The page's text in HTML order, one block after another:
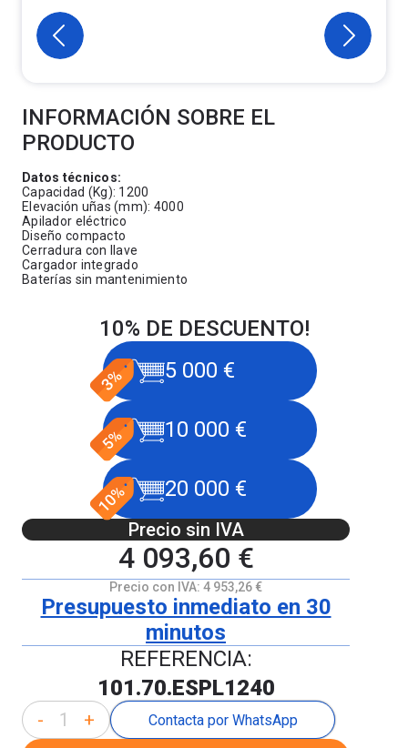
INFORMACIÓN SOBRE EL
PRODUCTO
Datos técnicos:
Capacidad (Kg): 1200
Elevación uñas (mm): 4000
Apilador eléctrico
Diseño compacto
Cerradura con llave
Cargador integrado
Baterías sin mantenimiento
10% DE DESCUENTO!
5 000 €
10 000 €
20 000 €
Precio sin IVA
4 093,60 €
Precio con IVA: 4 953,26 €
Presupuesto inmediato en 30
minutos
REFERENCIA:
101.70.ESPL1240
- + Contacta por WhatsApp